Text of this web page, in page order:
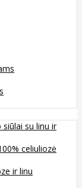
siūlai su linu ir
celiuliozė
ir linu